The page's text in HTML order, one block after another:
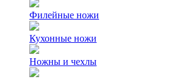
Филейные ножи
Кухонные ножи
Ножны и чехлы